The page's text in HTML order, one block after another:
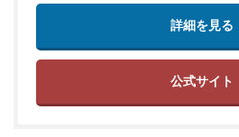
詳細を見る
公式サイト